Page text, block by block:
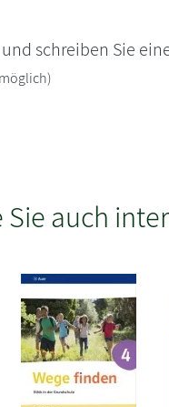
schreiben Sie
Sie auch